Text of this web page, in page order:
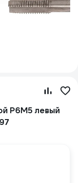
Р6М5 левый